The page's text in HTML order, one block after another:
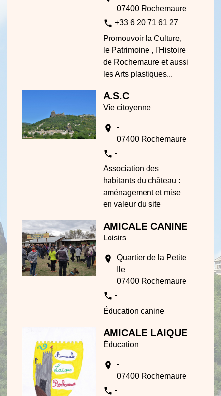
07400 Rochemaure
phone +33 6 20 71 61 27
Promouvoir la Culture,
le Patrimoine , l'Histoire
de Rochemaure et aussi
les Arts plastiques...
A.S.C
Vie citoyenne
location_on
-
07400 Rochemaure
phone -
Association des
habitants du château :
aménagement et mise
en valeur du site
AMICALE CANINE
Loisirs
location_on
Quartier de la Petite
Ile
07400 Rochemaure
phone -
Éducation canine
AMICALE LAIQUE
Éducation
location_on
-
07400 Rochemaure
phone -